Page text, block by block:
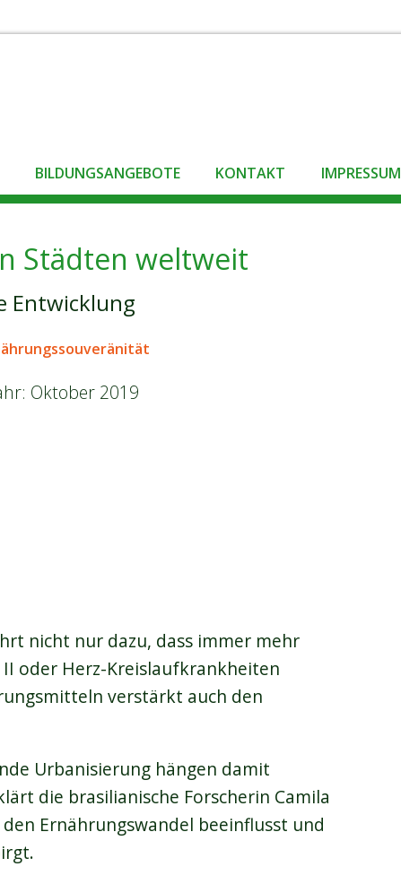
BILDUNGSANGEBOTE KONTAKT IMPRESSUM
Städten weltweit
Entwicklung
Oktober 2019
nicht nur dazu, dass immer mehr
oder Herz-Kreislaufkrankheiten
verstärkt auch den
Urbanisierung hängen damit
die brasilianische Forscherin Camila
Ernährungswandel beeinflusst und